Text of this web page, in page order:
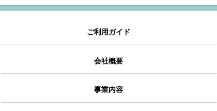
ご利用ガイド
会社概要
事業内容